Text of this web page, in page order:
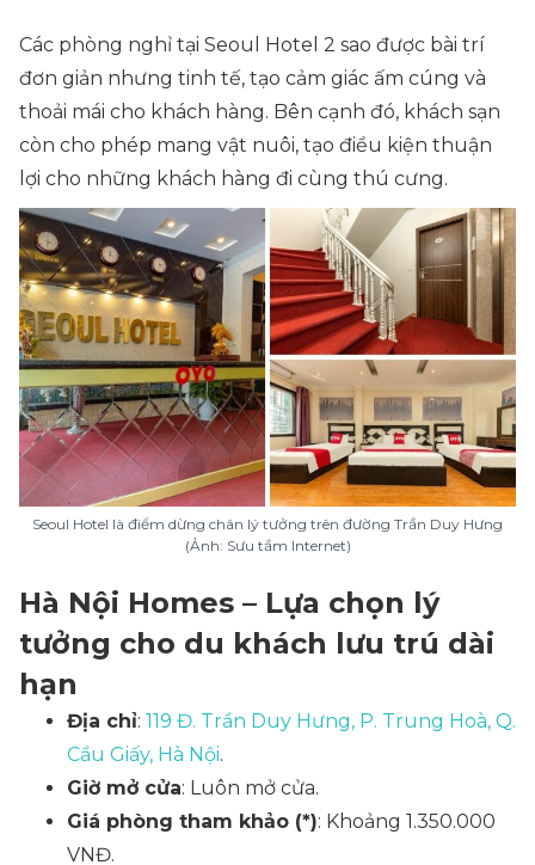
Các phòng nghỉ tại Seoul Hotel 2 sao được bài trí
đơn giản nhưng tinh tế, tạo cảm giác ấm cúng và
thoải mái cho khách hàng. Bên cạnh đó, khách sạn
còn cho phép mang vật nuôi, tạo điều kiện thuận
lợi cho những khách hàng đi cùng thú cưng.
Seoul Hotel là điểm dừng chân lý tưởng trên đường Trần Duy Hưng
(Ảnh: Sưu tầm Internet)
Hà Nội Homes – Lựa chọn lý
tưởng cho du khách lưu trú dài
hạn
Địa chỉ: 119 Đ. Trần Duy Hưng, P. Trung Hoà, Q.
Cầu Giấy, Hà Nội.
Giờ mở cửa: Luôn mở cửa.
Giá phòng tham khảo (*): Khoảng 1.350.000
VNĐ.